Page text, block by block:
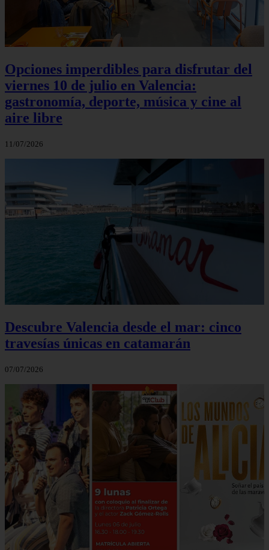
Opciones imperdibles para disfrutar del
viernes 10 de julio en Valencia:
gastronomía, deporte, música y cine al
aire libre
11/07/2026
Descubre Valencia desde el mar: cinco
travesías únicas en catamarán
07/07/2026